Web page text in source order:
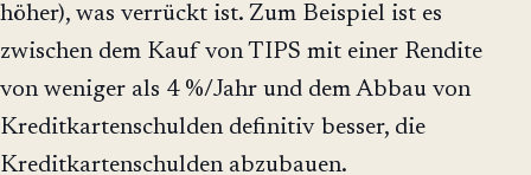
höher), was verrückt ist. Zum Beispiel ist es
zwischen dem Kauf von TIPS mit einer Rendite
von weniger als 4 %/Jahr und dem Abbau von
Kreditkartenschulden definitiv besser, die
Kreditkartenschulden abzubauen.